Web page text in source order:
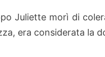
Juliette morì di
era considerata la